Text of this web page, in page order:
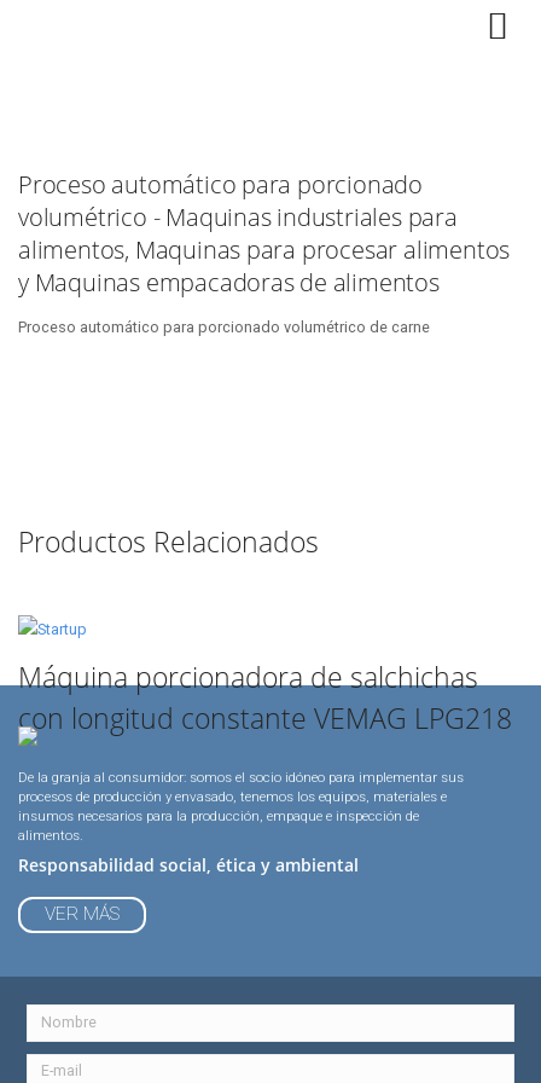
Proceso automático para porcionado
volumétrico - Maquinas industriales para
alimentos, Maquinas para procesar alimentos
y Maquinas empacadoras de alimentos
Proceso automático para porcionado volumétrico de carne
Productos Relacionados
Máquina porcionadora de salchichas
con longitud constante VEMAG LPG218
De la granja al consumidor: somos el socio idóneo para implementar sus
procesos de producción y envasado, tenemos los equipos, materiales e
insumos necesarios para la producción, empaque e inspección de
alimentos.
Responsabilidad social, ética y ambiental
VER MÁS